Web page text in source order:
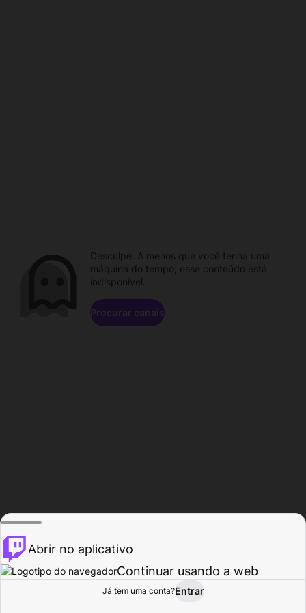
Procurar Atividade
Desculpe. A menos que você tenha uma
máquina do tempo, esse conteúdo está
indisponível.
Procurar canais
Abrir no aplicativo
Continuar usando a web
Já tem uma conta?Entrar